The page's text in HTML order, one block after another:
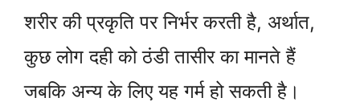
शरीर की प्रकृति पर निर्भर करती है, अर्थात,
कुछ लोग दही को ठंडी तासीर का मानते हैं
जबकि अन्य के लिए यह गर्म हो सकती है।